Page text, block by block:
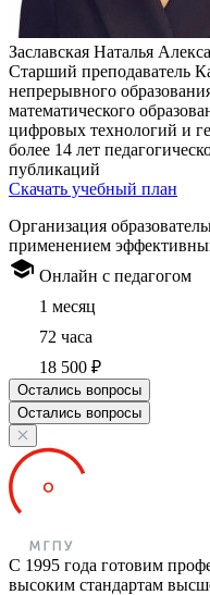
Заславская Наталья
Старший преподаватель
непрерывного
математического
цифровых технологий и
более 14 лет
публикаций
Скачать учебный план
Организация
применением
Онлайн с педагогом
1 месяц
72 часа
18 500 ₽
Остались вопросы
Остались вопросы
С 1995 года готовим
высоким стандартам